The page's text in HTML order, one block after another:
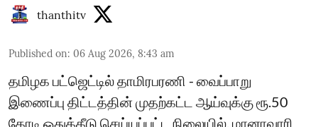
thanthitv
Published on: 06 Aug 2026, 8:43 am
தமிழக பட்ஜெட்டில் தாமிரபரணி - வைப்பாறு
இணைப்பு திட்டத்தின் முதற்கட்ட ஆய்வுக்கு ரூ.50
கோடி ஒதுக்கீடு செய்யப்பட்ட நிலையில், மானாவாரி